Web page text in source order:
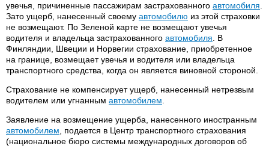
увечья, причиненные пассажирам застрахованного автомобиля
Зато ущерб, нанесенный своему автомобилю из этой страховки
не возмещают. По Зеленой карте не возмещают увечья
водителя и владельца застрахованного автомобиля . В
Финляндии, Швеции и Норвегии страхование, приобретенное
на границе, возмещает увечья и водителя или владельца
транспортного средства, когда он является виновной стороной.
Страхование не компенсирует ущерб, нанесенный нетрезвым
водителем или угнанным автомобилем
Заявление на возмещение ущерба, нанесенного иностранным
автомобилем , подается в Центр транспортного страхования
(национальное бюро системы международных договоров об